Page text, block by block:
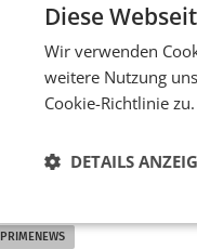
XING Teilen
PRIMENEWS
Diese
Wir verwenden
weitere Nutzung
Cookie-Richtlinie zu.
DETAILS